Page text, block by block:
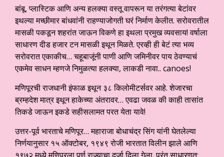
बांबू, प्लास्टिक आणि अन्य हलक्या वस्तू वापरून या तरंगत्या बेटांवर
इथल्या मच्छीमार बांधवांनी राहण्याजोगती घरं निर्माण केलीत. सरोवरातील
मासळी पकडून शहरांत जाऊन विकणे हा इथला प्रमुख व्यवसाय! वर्षाला
साधारण दीड हजार टन मासळी इथून मिळते. एरव्ही ही बेटं त्या भव्य
सरोवरात एकाकीच… चहूबाजूंनी पाणी आणि जमिनीवर पाय ठेवण्याचं
एकमेव साधन म्हणजे निमुळत्या हलक्या, लाकडी नावा.. canoes!
मणिपूरची राजधानी इंफाळ इथून ३८ किलोमीटर्सवर आहे. शेजारचा
ब्रम्हदेश मात्र इथून हाकेच्या अंतरावर… एवढा जवळ की काही तासांत
तिकडे जाऊन इकडे सहीसलामत परत येता यावे!
उत्तर-पूर्व भारताचे मणिपूर… महाराजा बोधाचंद्र सिंग यांनी घेतलेल्या
निर्णयानुसार १५ ऑक्टोबर, १९४९ रोजी भारतात विलीन झाले आणि